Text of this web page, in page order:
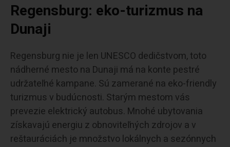
Regensburg: eko-turizmus na
Dunaji
Regensburg nie je len UNESCO dedičstvom, toto
nádherné mesto na Dunaji má na konte pestré
udržateľné kampane. Sú zamerané na eko-friendly
turizmus v budúcnosti. Starým mestom vás
prevezie elektrický autobus. Mnohé ubytovania
získavajú energiu z obnoviteľných zdrojov a v
reštauráciách je množstvo lokálnych a sezónnych